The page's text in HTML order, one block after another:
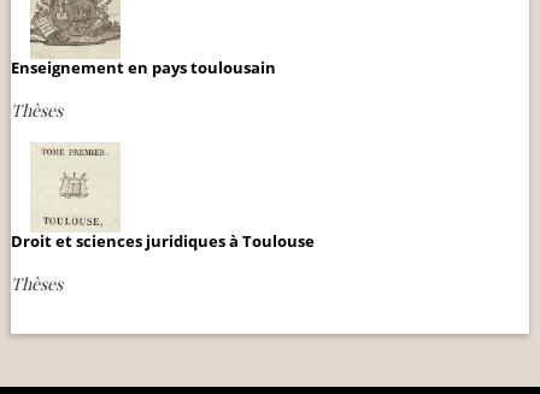
Enseignement en pays toulousain
Thèses
Droit et sciences juridiques à Toulouse
Thèses